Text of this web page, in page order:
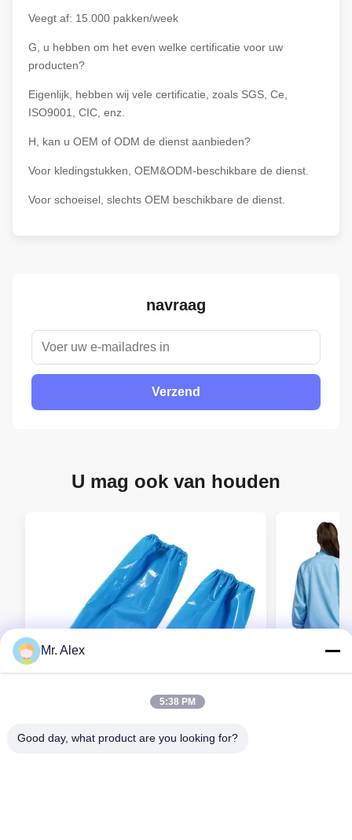
Veegt af: 15.000 pakken/week
G, u hebben om het even welke certificatie voor uw
producten?
Eigenlijk, hebben wij vele certificatie, zoals SGS, Ce,
ISO9001, CIC, enz.
H, kan u OEM of ODM de dienst aanbieden?
Voor kledingstukken, OEM&ODM-beschikbare de dienst.
Voor schoeisel, slechts OEM beschikbare de dienst.
navraag
Verzend
U mag ook van houden
Mr. Alex
5:38 PM
Good day, what product are you looking for?